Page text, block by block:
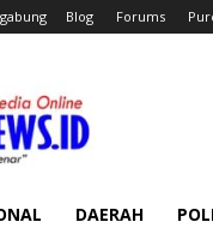
Blog Forums
DAERAH